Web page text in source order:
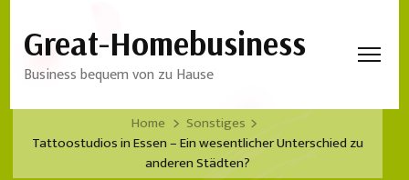
Great-Homebusiness
Business bequem von zu Hause
Home
Sonstiges
Tattoostudios in Essen – Ein wesentlicher Unterschied zu
anderen Städten?